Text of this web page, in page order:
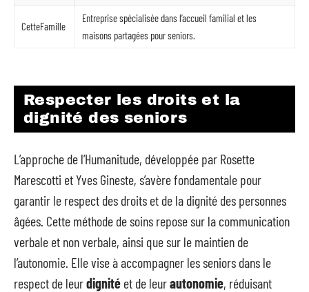
CetteFamille
Entreprise spécialisée dans l’accueil familial et les
maisons partagées pour seniors.
Respecter les droits et la
dignité des seniors
L’approche de l’Humanitude, développée par Rosette
Marescotti et Yves Gineste, s’avère fondamentale pour
garantir le respect des droits et de la dignité des personnes
âgées. Cette méthode de soins repose sur la communication
verbale et non verbale, ainsi que sur le maintien de
l’autonomie. Elle vise à accompagner les seniors dans le
respect de leurdignité et de leurautonomie, réduisant